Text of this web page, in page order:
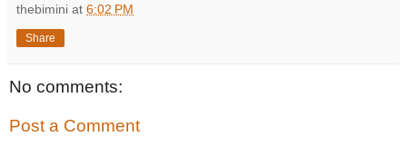
thebimini at 6:02 PM
Share
No comments:
Post a Comment